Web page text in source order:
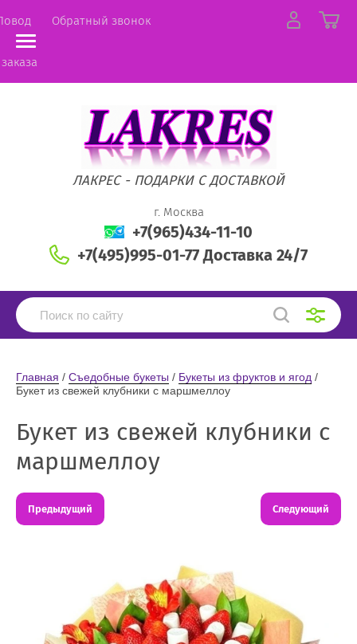
Обратный звонок
ЛАКРЕС - ПОДАРКИ С ДОСТАВКОЙ
г. Москва
+7(965)434-11-10
+7(495)995-01-77 Доставка 24/7
Главная / Съедобные букеты / Букеты из фруктов и ягод /
Букет из свежей клубники с маршмеллоу
Букет из свежей клубники с
маршмеллоу
Предыдущий Следующий